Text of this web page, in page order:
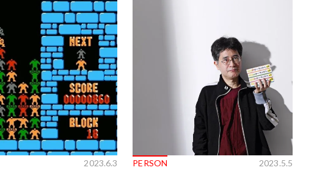
2023.6.3 PERSON 2023.5.5